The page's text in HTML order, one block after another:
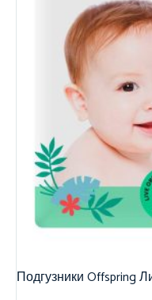
Подгузники Offspring